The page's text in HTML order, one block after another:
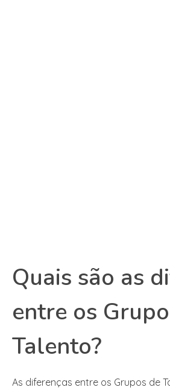
Quais são as
entre os
Talento?
As diferenças entre os Grupos de